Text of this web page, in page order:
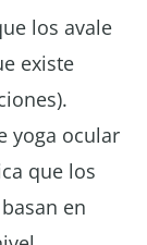
los avale
existe
yoga ocular
que los
en